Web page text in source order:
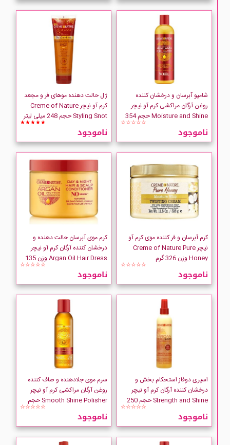
شامپو آبرسان و درخشان کننده
روغن آرگان مراکشی کرم آو نیچر
Moisture and Shine حجم 354
☆☆☆☆☆
ناموجود
ژل حالت دهنده موهای فر و مجعد
کرم آو نیچر Creme of Nature
Styling Snot حجم 248 میلی لیتر
★★★★★
ناموجود
کرم آبرسان و فر کننده موی کرم آو
نیچر Creme of Nature Pure
Honey وزن 326 گرم
☆☆☆☆☆
ناموجود
کرم موی آبرسان حالت دهنده و
درخشان کننده آرگان کرم آو نیچر
Argan Oil Hair Dress وزن 135
☆☆☆☆☆
ناموجود
اسپری دوفاز استحکام بخش و
درخشان کننده آرگان کرم آو نیچر
Strength and Shine حجم 250
☆☆☆☆☆
ناموجود
سرم موی جلادهنده و صاف کننده
روغن آرگان مراکشی کرم آو نیچر
Smooth Shine Polisher حجم
☆☆☆☆☆
ناموجود